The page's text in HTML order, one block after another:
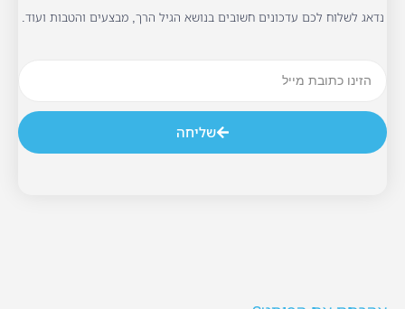
נדאג לשלוח לכם עדכונים חשובים בנושא הגיל הרך, מבצעים והטבות ועוד.
שליחה